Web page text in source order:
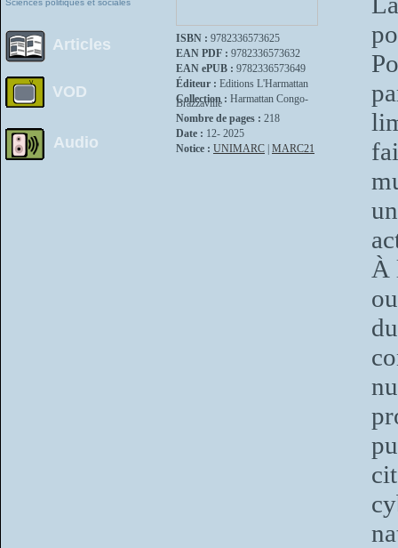
Articles
VOD
Audio
ISBN : 9782336573625
EAN PDF : 9782336573632
EAN ePUB : 9782336573649
Éditeur : Editions L'Harmattan
Collection : Harmattan Congo-
Brazzaville
Nombre de pages : 218
Date : 12- 2025
Notice : UNIMARC MARC21
À